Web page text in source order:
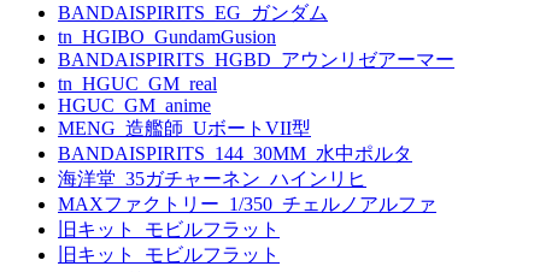
BANDAISPIRITS_EG_ガンダム
tn_HGIBO_GundamGusion
BANDAISPIRITS_HGBD_アウンリゼアーマー
tn_HGUC_GM_real
HGUC_GM_anime
MENG_造艦師_UボートVII型
BANDAISPIRITS_144_30MM_水中ポルタ
海洋堂_35ガチャーネン_ハインリヒ
MAXファクトリー_1/350_チェルノアルファ
旧キット_モビルフラット
旧キット_モビルフラット